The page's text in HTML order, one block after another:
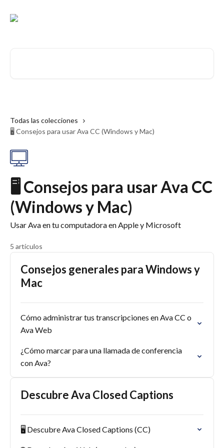
Todas las colecciones
🖥 Consejos para usar Ava CC (Windows y Mac)
🖥 Consejos para usar Ava CC
(Windows y Mac)
Usar Ava en tu computadora en Apple y Microsoft
5 artículos
Consejos generales para Windows y
Mac
Cómo administrar tus transcripciones en Ava CC o
Ava Web
¿Cómo marcar para una llamada de conferencia
con Ava?
Descubre Ava Closed Captions
🖥 Descubre Ava Closed Captions (CC)